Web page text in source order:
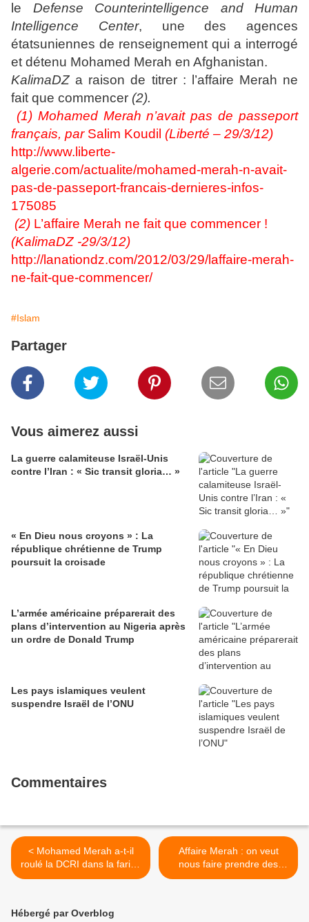
le Defense Counterintelligence and Human
Intelligence Center, une des agences
étatsuniennes de renseignement qui a interrogé
et détenu Mohamed Merah en Afghanistan.
KalimaDZ a raison de titrer : l’affaire Merah ne
fait que commencer (2).
(1) Mohamed Merah n’avait pas de passeport
français, par Salim Koudil (Liberté – 29/3/12)
http://www.liberte-
algerie.com/actualite/mohamed-merah-n-avait-
pas-de-passeport-francais-dernieres-infos-
175085
(2) L’affaire Merah ne fait que commencer !
(KalimaDZ -29/3/12)
http://lanationdz.com/2012/03/29/laffaire-merah-
ne-fait-que-commencer/
#Islam
Partager
Vous aimerez aussi
La guerre calamiteuse Israël-Unis
contre l’Iran : « Sic transit gloria… »
« En Dieu nous croyons » : La
république chrétienne de Trump
poursuit la croisade
L’armée américaine préparerait des
plans d’intervention au Nigeria après
un ordre de Donald Trump
Les pays islamiques veulent
suspendre Israël de l’ONU
Commentaires
< Mohamed Merah a-t-il
roulé la DCRI dans la farine
?
Affaire Merah : on veut
nous faire prendre des
vessies pour des lanternes
Hébergé par Overblog